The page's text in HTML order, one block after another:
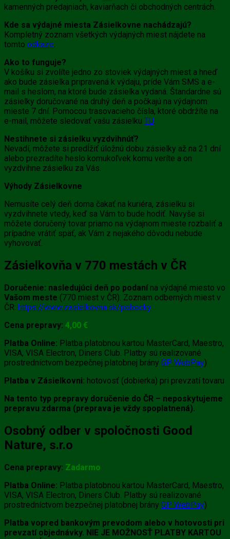
kamenných predajniach, kaviarňach či obchodných centrách.
Kde sa výdajné miesta Zásielkovne nachádzajú?
Kompletný zoznam všetkých výdajných miest nájdete na
tomto odkaze.
Ako to funguje?
V košíku si zvolíte jedno zo stoviek výdajných miest a hneď
ako bude zásielka pripravená k výdaju, príde Vám SMS a e-
mail s heslom, na ktoré bude zásielka vydaná. Štandardne sú
zásielky doručované na druhý deň a počkajú na výdajnom
mieste 7 dní. Pomocou trasovacieho čísla, ktoré obdržíte na
e-mail, môžete sledovať vašu zásielku TU.
Nestihnete si zásielku vyzdvihnúť?
Nevadí, môžete si predĺžiť úložnú dobu zásielky až na 21 dní
alebo prezradíte heslo komukoľvek komu veríte a on
vyzdvihne zásielku za Vás.
Výhody Zásielkovne
Nemusíte celý deň doma čakať na kuriéra, zásielku si
vyzdvihnete vtedy, keď sa Vám to bude hodiť. Navyše si
môžete doručený tovar priamo na výdajnom mieste rozbaliť a
prípadne vrátiť späť, ak Vám z nejakého dôvodu nebude
vyhovovať.
Zásielkovňa v 770 mestách v ČR
Doručenie: nasledujúci deň po podanína výdajné miesto vo
Vašom meste (770 miest v ČR). Zoznam odberných miest v
ČR: https://www.zasielkovna.sk/pobocky
Cena prepravy: 4,00 €
Platba Online: Platba platobnou kartou MasterCard, Maestro,
VISA, VISA Electron, Diners Club. Platby sú realizované
prostredníctvom bezpečnej platobnej brány GP WebPay)
Platba v Zásielkovni: hotovosť (dobierka) pri prevzatí tovaru
Na tento typ prepravy doručenie do ČR – neposkytujeme
prepravu zdarma (preprava je vždy spoplatnená).
Osobný odber v spoločnosti Good
Nature, s.r.o
Cena prepravy: Zadarmo
Platba Online: Platba platobnou kartou MasterCard, Maestro,
VISA, VISA Electron, Diners Club. Platby sú realizované
prostredníctvom bezpečnej platobnej brány GP WebPay)
Platba vopred bankovým prevodom alebo v hotovosti pri
prevzatí objednávky. NIE JE MOŽNOSŤ PLATBY KARTOU